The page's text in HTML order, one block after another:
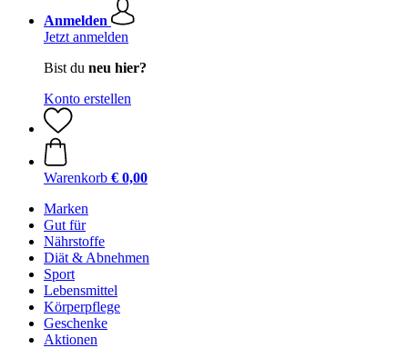
Anmelden
Jetzt anmelden
Bist du neu hier?
Konto erstellen
Warenkorb € 0,00
Marken
Gut für
Nährstoffe
Diät & Abnehmen
Sport
Lebensmittel
Körperpflege
Geschenke
Aktionen